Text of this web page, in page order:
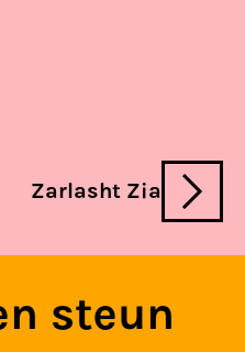
Zarlasht Zia
steun